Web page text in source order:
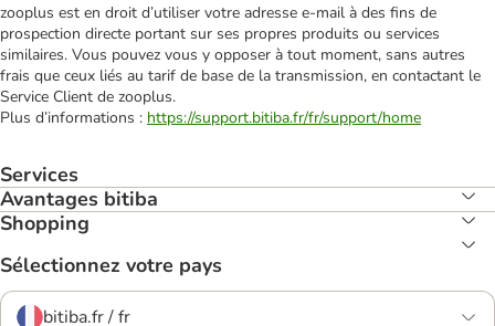
zooplus est en droit d’utiliser votre adresse e‑mail à des fins de
prospection directe portant sur ses propres produits ou services
similaires. Vous pouvez vous y opposer à tout moment, sans autres
frais que ceux liés au tarif de base de la transmission, en contactant le
Service Client de zooplus.
Plus d’informations : https://support.bitiba.fr/fr/support/home
Services
Avantages bitiba
Shopping
Sélectionnez votre pays
bitiba.fr / fr